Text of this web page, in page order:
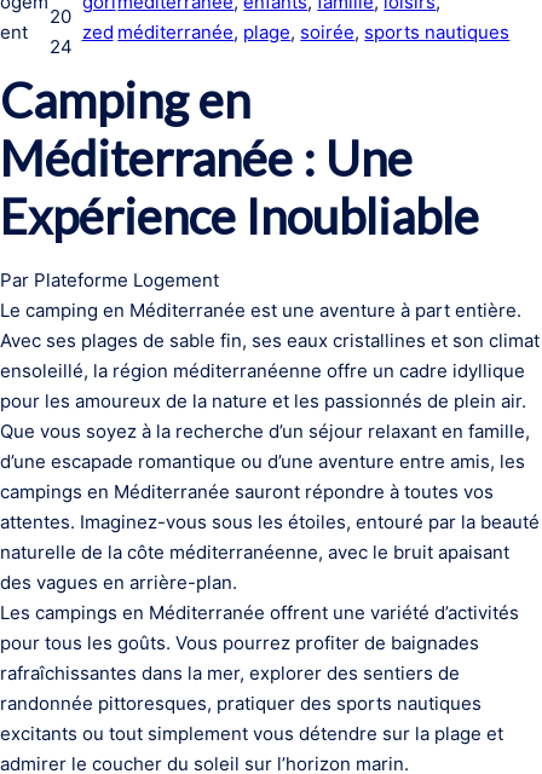
ent
20
24
zed méditerranée, plage, soirée, sports nautiques
Camping en
Méditerranée : Une
Expérience Inoubliable
Par Plateforme Logement
Le camping en Méditerranée est une aventure à part entière.
Avec ses plages de sable fin, ses eaux cristallines et son climat
ensoleillé, la région méditerranéenne offre un cadre idyllique
pour les amoureux de la nature et les passionnés de plein air.
Que vous soyez à la recherche d’un séjour relaxant en famille,
d’une escapade romantique ou d’une aventure entre amis, les
campings en Méditerranée sauront répondre à toutes vos
attentes. Imaginez-vous sous les étoiles, entouré par la beauté
naturelle de la côte méditerranéenne, avec le bruit apaisant
des vagues en arrière-plan.
Les campings en Méditerranée offrent une variété d’activités
pour tous les goûts. Vous pourrez profiter de baignades
rafraîchissantes dans la mer, explorer des sentiers de
randonnée pittoresques, pratiquer des sports nautiques
excitants ou tout simplement vous détendre sur la plage et
admirer le coucher du soleil sur l’horizon marin.